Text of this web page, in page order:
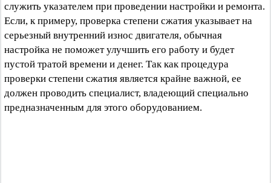
служить указателем при проведении настройки и ремонта.
Если, к примеру, проверка степени сжатия указывает на
серьезный внутренний износ двигателя, обычная
настройка не поможет улучшить его работу и будет
пустой тратой времени и денег. Так как процедура
проверки степени сжатия является крайне важной, ее
должен проводить специалист, владеющий специально
предназначенным для этого оборудованием.